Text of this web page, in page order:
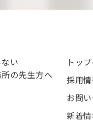
い
の先生方へ
トッ
採用
お問
新着